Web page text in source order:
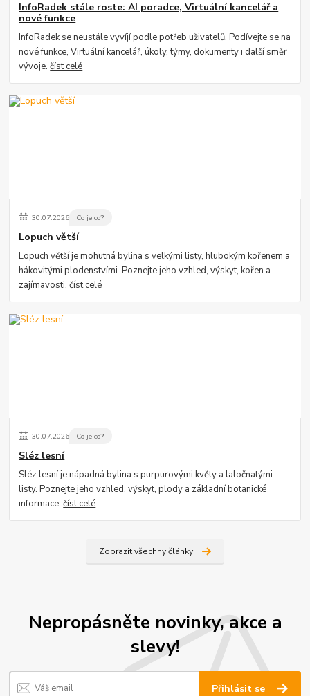
InfoRadek stále roste: AI poradce, Virtuální kancelář a
nové funkce
InfoRadek se neustále vyvíjí podle potřeb uživatelů. Podívejte se na
nové funkce, Virtuální kancelář, úkoly, týmy, dokumenty i další směr
vývoje.číst celé
30.07.2026 Co je co?
Lopuch větší
Lopuch větší je mohutná bylina s velkými listy, hlubokým kořenem a
hákovitými plodenstvími. Poznejte jeho vzhled, výskyt, kořen a
zajímavosti.číst celé
30.07.2026 Co je co?
Sléz lesní
Sléz lesní je nápadná bylina s purpurovými květy a laločnatými
listy. Poznejte jeho vzhled, výskyt, plody a základní botanické
informace.číst celé
Zobrazit všechny články
Nepropásněte novinky, akce a
slevy!
Přihlásit se